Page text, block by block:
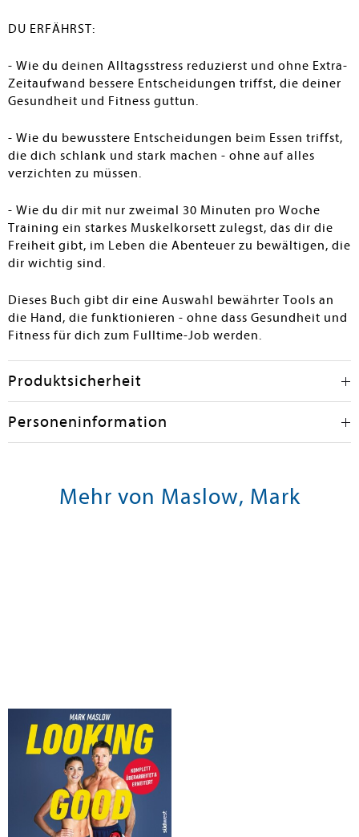
DU ERFÄHRST:
- Wie du deinen Alltagsstress reduzierst und ohne Extra-
Zeitaufwand bessere Entscheidungen triffst, die deiner
Gesundheit und Fitness guttun.
- Wie du bewusstere Entscheidungen beim Essen triffst,
die dich schlank und stark machen - ohne auf alles
verzichten zu müssen.
- Wie du dir mit nur zweimal 30 Minuten pro Woche
Training ein starkes Muskelkorsett zulegst, das dir die
Freiheit gibt, im Leben die Abenteuer zu bewältigen, die
dir wichtig sind.
Dieses Buch gibt dir eine Auswahl bewährter Tools an
die Hand, die funktionieren - ohne dass Gesundheit und
Fitness für dich zum Fulltime-Job werden.
Produktsicherheit
Personeninformation
Mehr von Maslow, Mark